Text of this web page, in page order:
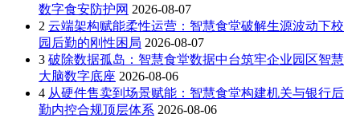
数字食安防护网 2026-08-07
2 云端架构赋能柔性运营：智慧食堂破解生源波动下校
园后勤的刚性困局 2026-08-07
3 破除数据孤岛：智慧食堂数据中台筑牢企业园区智慧
大脑数字底座 2026-08-06
4 从硬件售卖到场景赋能：智慧食堂构建机关与银行后
勤内控合规顶层体系 2026-08-06